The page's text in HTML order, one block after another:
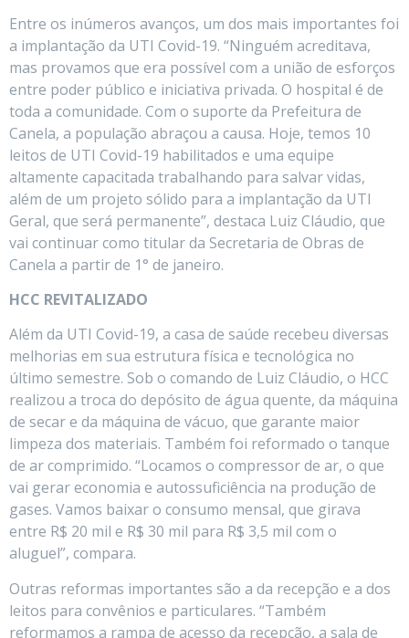
Entre os inúmeros avanços, um dos mais importantes foi
a implantação da UTI Covid-19. “Ninguém acreditava,
mas provamos que era possível com a união de esforços
entre poder público e iniciativa privada. O hospital é de
toda a comunidade. Com o suporte da Prefeitura de
Canela, a população abraçou a causa. Hoje, temos 10
leitos de UTI Covid-19 habilitados e uma equipe
altamente capacitada trabalhando para salvar vidas,
além de um projeto sólido para a implantação da UTI
Geral, que será permanente”, destaca Luiz Cláudio, que
vai continuar como titular da Secretaria de Obras de
Canela a partir de 1° de janeiro.
HCC REVITALIZADO
Além da UTI Covid-19, a casa de saúde recebeu diversas
melhorias em sua estrutura física e tecnológica no
último semestre. Sob o comando de Luiz Cláudio, o HCC
realizou a troca do depósito de água quente, da máquina
de secar e da máquina de vácuo, que garante maior
limpeza dos materiais. Também foi reformado o tanque
de ar comprimido. “Locamos o compressor de ar, o que
vai gerar economia e autossuficiência na produção de
gases. Vamos baixar o consumo mensal, que girava
entre R$ 20 mil e R$ 30 mil para R$ 3,5 mil com o
aluguel”, compara.
Outras reformas importantes são a da recepção e a dos
leitos para convênios e particulares. “Também
reformamos a rampa de acesso da recepção, a sala de